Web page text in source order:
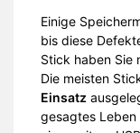
Einige
bis diese
Stick haben Sie
Die meisten
Einsatz
gesagtes